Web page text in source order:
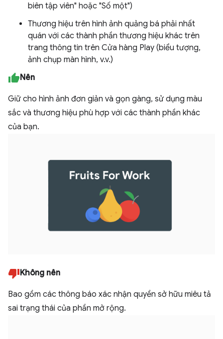
biên tập viên" hoặc "Số một")
Thương hiệu trên hình ảnh quảng bá phải nhất
quán với các thành phần thương hiệu khác trên
trang thông tin trên Cửa hàng Play (biểu tượng,
ảnh chụp màn hình, v.v.)
Nên
Giữ cho hình ảnh đơn giản và gọn gàng, sử dụng màu
sắc và thương hiệu phù hợp với các thành phần khác
của bạn.
Không nên
Bao gồm các thông báo xác nhận quyền sở hữu miêu tả
sai trạng thái của phần mở rộng.